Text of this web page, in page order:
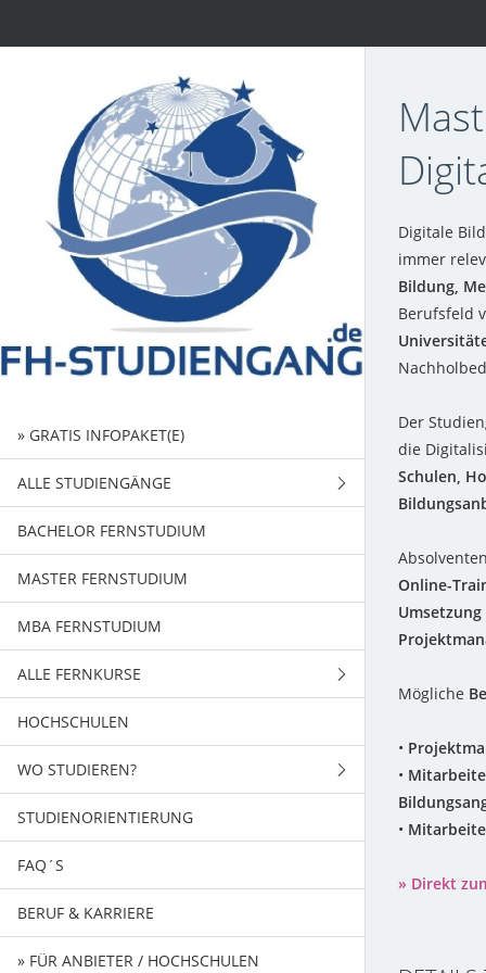
» GRATIS INFOPAKET(E)
ALLE STUDIENGÄNGE
FERNSTUDIENGÄNGE
BACHELORSTUDIENGÄNGE
MASTERSTUDIENGÄNGE
BACHELOR FERNSTUDIUM
MASTER FERNSTUDIUM
MBA FERNSTUDIUM
ALLE FERNKURSE
WIRTSCHAFT
EDV - TECHNIK
SPRACHEN / KOMMUNIKATION
PSYCHOLOGIE
GESUNDHEIT / ERFOLG
SCHULABSCHLÜSSE
HOCHSCHULEN
WO STUDIEREN?
BADEN-WÜRTTEMBERG
BAYERN
BERLIN
BRANDENBURG
STUDIENORIENTIERUNG
FAQ´S
BERUF & KARRIERE
» FÜR ANBIETER / HOCHSCHULEN
Digitale
immer
Bildung,
Berufsfeld
Der
die
Schulen,
Online-
Mögliche
•
•
•
» Direkt